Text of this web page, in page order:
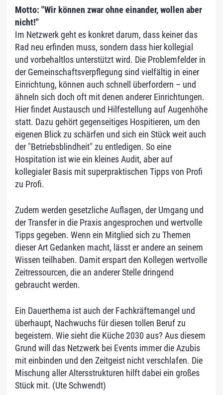
Motto: "Wir können zwar ohne einander, wollen aber
nicht!"
Im Netzwerk geht es konkret darum, dass keiner das
Rad neu erfinden muss, sondern dass hier kollegial
und vorbehaltlos unterstützt wird. Die Problemfelder in
der Gemeinschaftsverpflegung sind vielfältig in einer
Einrichtung, können auch schnell überfordern – und
ähneln sich doch oft mit denen anderer Einrichtungen.
Hier findet Austausch und Hilfestellung auf Augenhöhe
statt. Dazu gehört gegenseitiges Hospitieren, um den
eigenen Blick zu schärfen und sich ein Stück weit auch
der "Betriebsblindheit" zu entledigen. So eine
Hospitation ist wie ein kleines Audit, aber auf
kollegialer Basis mit superpraktischen Tipps von Profi
zu Profi.
Zudem werden gesetzliche Auflagen, der Umgang und
der Transfer in die Praxis angesprochen und wertvolle
Tipps gegeben. Wenn ein Mitglied sich zu Themen
dieser Art Gedanken macht, lässt er andere an seinem
Wissen teilhaben. Damit erspart den Kollegen wertvolle
Zeitressourcen, die an anderer Stelle dringend
gebraucht werden.
Ein Dauerthema ist auch der Fachkräftemangel und
überhaupt, Nachwuchs für diesen tollen Beruf zu
begeistern. Wie sieht die Küche 2030 aus? Aus diesem
Grund will das Netzwerk bei Events immer die Azubis
mit einbinden und den Zeitgeist nicht verschlafen. Die
Mischung aller Altersstrukturen hilft dabei ein großes
Stück mit. (Ute Schwendt)